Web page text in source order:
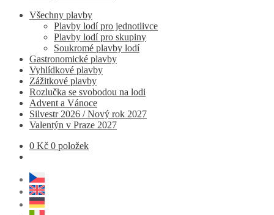
Všechny plavby
Plavby lodí pro jednotlivce
Plavby lodí pro skupiny
Soukromé plavby lodí
Gastronomické plavby
Vyhlídkové plavby
Zážitkové plavby
Rozlučka se svobodou na lodi
Advent a Vánoce
Silvestr 2026 / Nový rok 2027
Valentýn v Praze 2027
0 Kč 0 položek